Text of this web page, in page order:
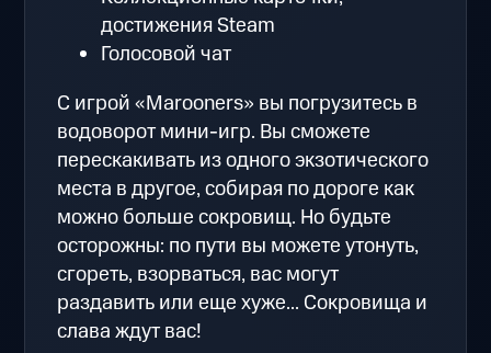
достижения Steam
Голосовой чат
С игрой «Marooners» вы погрузитесь в
водоворот мини-игр. Вы сможете
перескакивать из одного экзотического
места в другое, собирая по дороге как
можно больше сокровищ. Но будьте
осторожны: по пути вы можете утонуть,
сгореть, взорваться, вас могут
раздавить или еще хуже... Сокровища и
слава ждут вас!